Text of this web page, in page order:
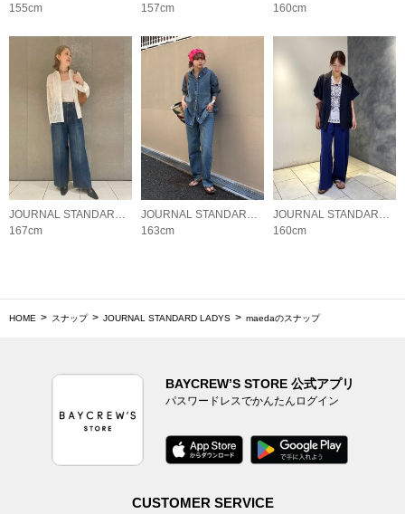
155cm
157cm
160cm
167cm
163cm
160cm
HOME スナップ JOURNAL STANDARD LADYS maedaのスナップ
BAYCREW’S STORE 公式アプリ
パスワードレスでかんたんログイン
CUSTOMER SERVICE